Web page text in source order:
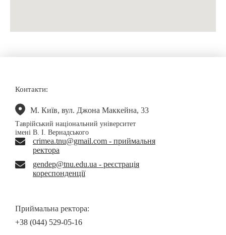
Контакти:
М. Київ, вул. Джона Маккейна, 33
Таврійський національний університет
імені В. І. Вернадського
crimea.tnu@gmail.com - приймальня
ректора
gendep@tnu.edu.ua - реєстрація
кореспонденції
Приймальна ректора:
+38 (044) 529-05-16